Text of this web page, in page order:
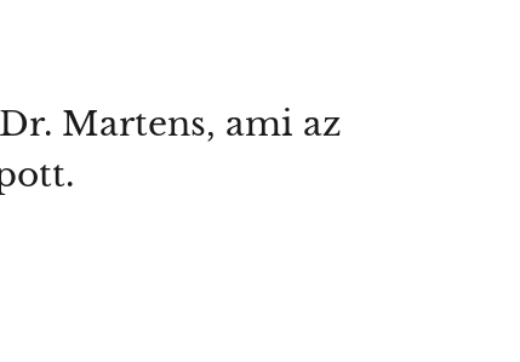
Martens, ami az